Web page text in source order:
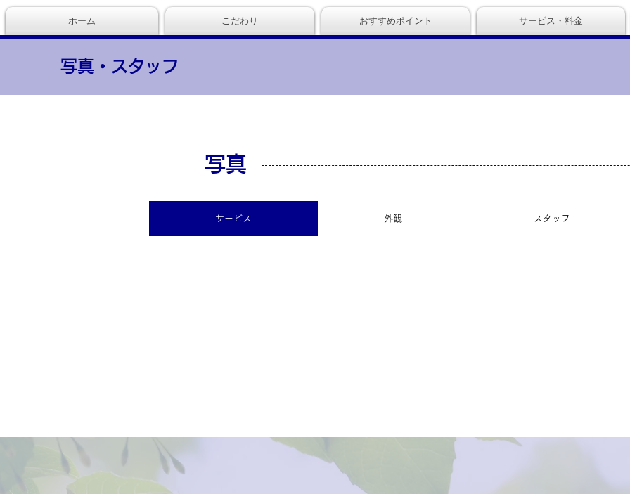
ホーム こだわり おすすめポイント サービス・料金
写真・スタッフ
写真
サービス 外観 スタッフ